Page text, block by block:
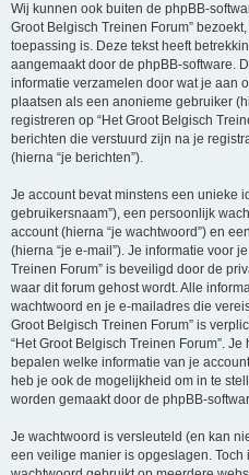
Wij kunnen ook buiten de phpBB-
Groot Belgisch Treinen Forum”
toepassing is. Deze tekst heeft
aangemaakt door de phpBB-software.
informatie verzamelen door wat je aan
plaatsen als een anonieme gebruiker
registreren op “Het Groot Belgisch
berichten die verstuurd zijn na je
(hierna “je berichten”).
Je account bevat minstens een unieke
gebruikersnaam”), een persoonlijk
account (hierna “je wachtwoord”) en
(hierna “je e-mail”). Je informatie voor
Treinen Forum” is beveiligd door de
waar dit forum gehost wordt. Alle
wachtwoord en je e-mailadres die
Groot Belgisch Treinen Forum” is
“Het Groot Belgisch Treinen Forum”.
bepalen welke informatie van je
heb je ook de mogelijkheid om in te
worden gemaakt door de phpBB-
Je wachtwoord is versleuteld (en kan
een veilige manier is opgeslagen.